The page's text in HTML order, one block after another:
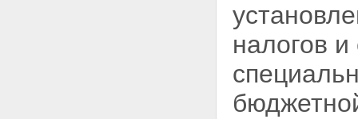
налогов